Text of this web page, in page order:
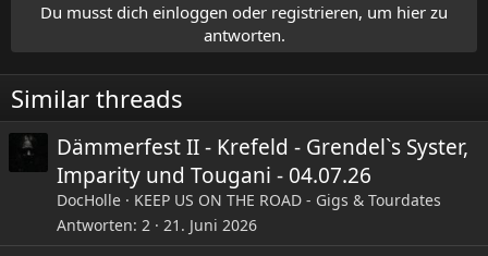
o
n
e
n
:
Du musst dich einloggen oder registrieren, um hier zu
antworten.
Similar threads
Dämmerfest II - Krefeld - Grendel`s Syster,
Imparity und Tougani - 04.07.26
DocHolle
KEEP US ON THE ROAD - Gigs & Tourdates
Antworten 2 21. Juni 2026